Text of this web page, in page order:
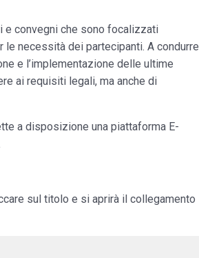
e convegni che sono focalizzati
necessità dei partecipanti. A condurre
e l’implementazione delle ultime
ai requisiti legali, ma anche di
a disposizione una piattaforma E-
sul titolo e si aprirà il collegamento